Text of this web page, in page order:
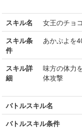
スキル名
女王のチョ
スキル条
件
あかぷよを
スキル詳
細
味方の体力
体攻撃
バトルスキル名
バトルスキル条件